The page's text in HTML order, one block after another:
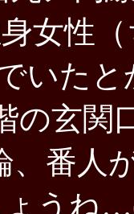
女性
いた
の玄関
、番人
ょうね